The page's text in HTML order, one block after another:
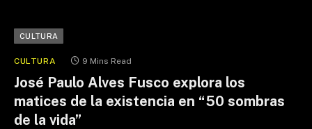
CULTURA
CULTURA 9 Mins Read
José Paulo Alves Fusco explora los
matices de la existencia en “50 sombras
de la vida”